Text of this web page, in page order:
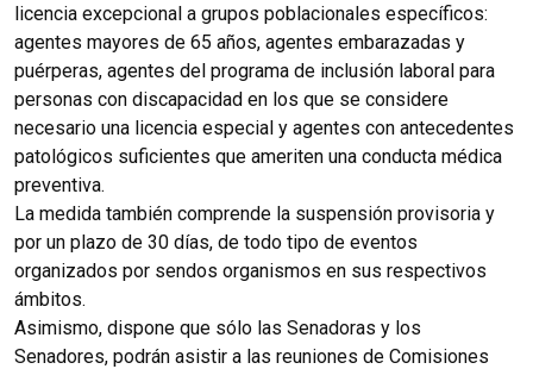
licencia excepcional a grupos poblacionales específicos:
agentes mayores de 65 años, agentes embarazadas y
puérperas, agentes del programa de inclusión laboral para
personas con discapacidad en los que se considere
necesario una licencia especial y agentes con antecedentes
patológicos suficientes que ameriten una conducta médica
preventiva.
La medida también comprende la suspensión provisoria y
por un plazo de 30 días, de todo tipo de eventos
organizados por sendos organismos en sus respectivos
ámbitos.
Asimismo, dispone que sólo las Senadoras y los
Senadores, podrán asistir a las reuniones de Comisiones